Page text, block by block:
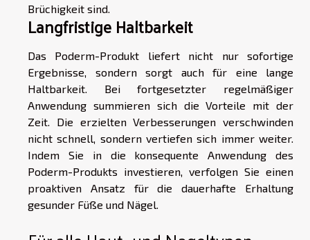
Brüchigkeit sind.
Langfristige Haltbarkeit
Das Poderm-Produkt liefert nicht nur sofortige
Ergebnisse, sondern sorgt auch für eine lange
Haltbarkeit. Bei fortgesetzter regelmäßiger
Anwendung summieren sich die Vorteile mit der
Zeit. Die erzielten Verbesserungen verschwinden
nicht schnell, sondern vertiefen sich immer weiter.
Indem Sie in die konsequente Anwendung des
Poderm-Produkts investieren, verfolgen Sie einen
proaktiven Ansatz für die dauerhafte Erhaltung
gesunder Füße und Nägel.